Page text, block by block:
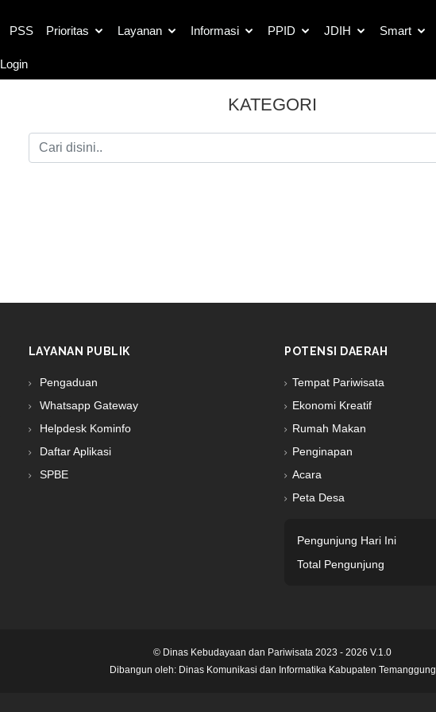
PSS Prioritas Layanan Informasi PPID JDIH Smart
Login
KATEGORI
LAYANAN PUBLIK
Pengaduan
Whatsapp Gateway
Helpdesk Kominfo
Daftar Aplikasi
SPBE
POTENSI DAERAH
Tempat Pariwisata
Ekonomi Kreatif
Rumah Makan
Penginapan
Acara
Peta Desa
Pengunjung Hari Ini
Total Pengunjung
© Dinas Kebudayaan dan Pariwisata 2023 - 2026 V.1.0
Dibangun oleh: Dinas Komunikasi dan Informatika Kabupaten Temanggung